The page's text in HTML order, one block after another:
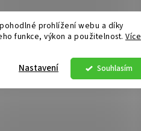
prohlížení webu a díky
funkce, výkon a použitelnost. Více
Souhlasím
Nastavení